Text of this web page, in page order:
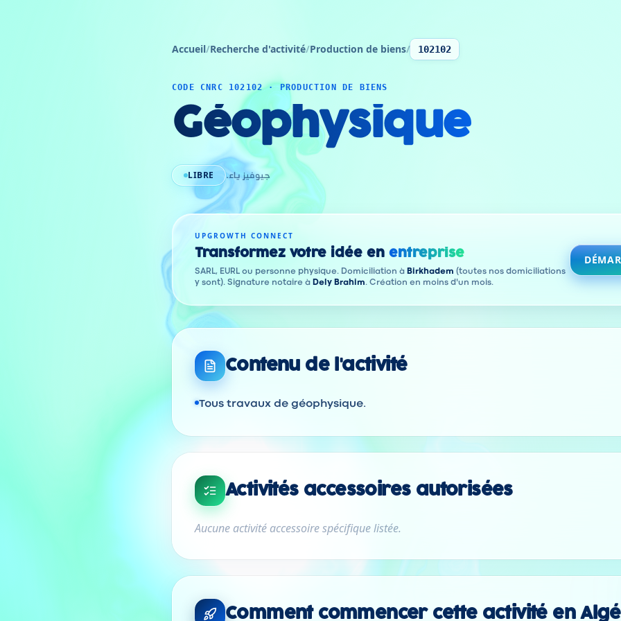
Accueil/Recherche d'activité/Production de biens/ 102102
CODE CNRC 102102 · PRODUCTION DE BIENS
Géophysique
LIBRE جيوفيز ياء.
UPGROWTH CONNECT
Transformez votre idée en entreprise
SARL, EURL ou personne physique. Domiciliation à Birkhadem (toutes nos domiciliations
y sont). Signature notaire à Dely Brahim . Création en moins d'un mois.
Contenu de l'activité
Tous travaux de géophysique.
Activités accessoires autorisées
Aucune activité accessoire spécifique listée.
Comment commencer cette activité en